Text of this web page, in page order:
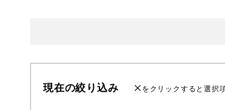
現在の絞り込み をクリックすると選択